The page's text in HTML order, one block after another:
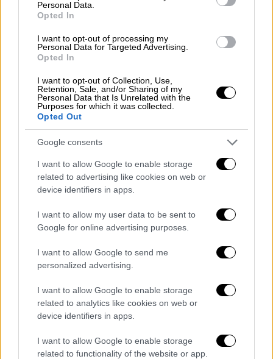
Personal Data.
Opted In
I want to opt-out of processing my
Personal Data for Targeted Advertising.
Opted In
I want to opt-out of Collection, Use,
Retention, Sale, and/or Sharing of my
Personal Data that Is Unrelated with the
Purposes for which it was collected.
Opted Out
Google consents
I want to allow Google to enable storage
related to advertising like cookies on web or
device identifiers in apps.
I want to allow my user data to be sent to
Google for online advertising purposes.
I want to allow Google to send me
personalized advertising.
I want to allow Google to enable storage
related to analytics like cookies on web or
device identifiers in apps.
I want to allow Google to enable storage
related to functionality of the website or app.
σχεδόν παιδιά τότε, άλλαξε για πάντα. Το
σενάριο υπογράφει η Βάνα Δημητρίου. Στην
έρευνα αληθινών ιστοριών των
αγνοουμένων ο Δημήτρης Τοκαρής και
σύμβουλος δραματουργικής εξέλιξης, ο
Κώστας Καπώνης.
Η ιστορία
Ένα ζευγάρι νέων ανθρώπων (εκείνη 17 και
εκείνος 19 ετών) χάνει την ημέρα της
εισβολής το τριών μηνών μωρό του. Οι ίδιοι
αναγκάζονται να εγκαταλείψουν τον τόπο